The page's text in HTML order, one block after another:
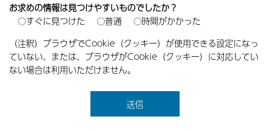
お求めの情報は見つけやすいものでしたか？
すぐに見つけた
普通
時間がかかった
（注釈）ブラウザでCookie（クッキー）が使用できる設定になっ
ていない、または、ブラウザがCookie（クッキー）に対応してい
ない場合は利用いただけません。